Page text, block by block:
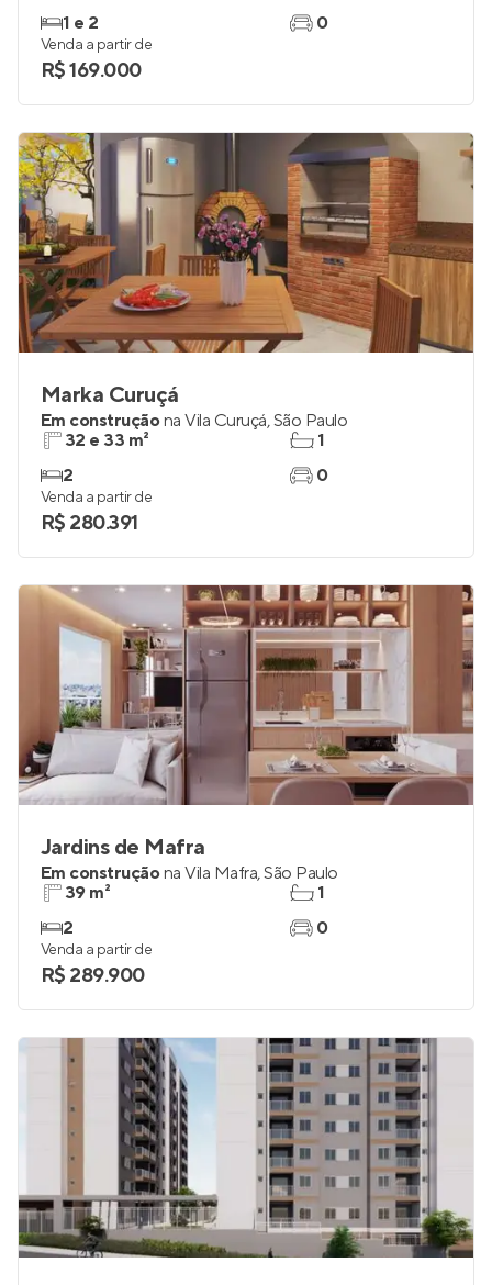
1 e 2
0
Venda a partir de
R$ 169.000
Marka Curuçá
Em construçãona Vila Curuçá,São Paulo
32 e 33 m²
2
1
0
Venda a partir de
R$ 280.391
Jardins de Mafra
Em construçãona Vila Mafra,São Paulo
39 m²
2
1
0
Venda a partir de
R$ 289.900